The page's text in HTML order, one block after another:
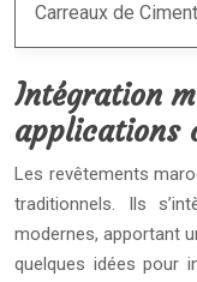
Carreaux de Ciment
Intégration
applications
Les revêtements
traditionnels. Ils
modernes, apportant
quelques idées pour